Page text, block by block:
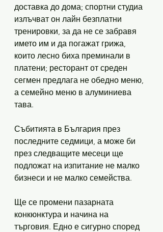
доставка до дома; спортни студиа
излъчват он лайн безплатни
тренировки, за да не се забравя
името им и да погажат грижа,
които лесно биха преминали в
платени; ресторант от среден
сегмен предлага не обедно меню,
а семейно меню в алуминиева
тава.
Събитията в България през
последните седмици, а може би
през следващите месеци ще
подложат на изпитание не малко
бизнеси и не малко семейства.
Ще се промени пазарната
конкюнктура и начина на
търговия. Едно е сигурно според